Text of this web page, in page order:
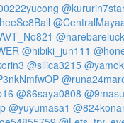
@hibiki_jun111
@silica3215
@86saya0808
@yuyumasa1